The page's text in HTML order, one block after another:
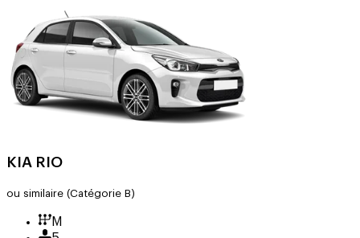
KIA RIO
ou similaire (Catégorie B)
M